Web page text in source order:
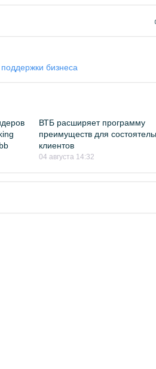
бизнеса
ВТБ расширяет программу
преимуществ для
клиентов
04 августа 14:32